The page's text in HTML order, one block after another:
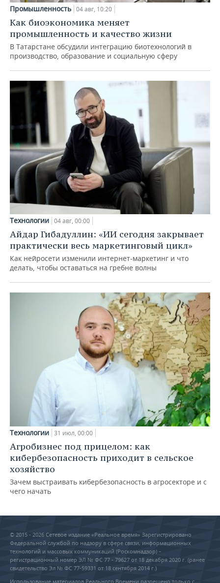
Промышленность 04 авг, 10:20
Как биоэкономика меняет
промышленность и качество жизни
В Татарстане обсудили интеграцию биотехнологий в
производство, образование и социальную сферу
Технологии 04 авг, 00:00
Айдар Гибадуллин: «ИИ сегодня закрывает
практически весь маркетинговый цикл»
Как нейросети изменили интернет-маркетинг и что
делать, чтобы оставаться на гребне волны
Технологии 31 июл, 00:00
Агробизнес под прицелом: как
кибербезопасность приходит в сельское
хозяйство
Зачем выстраивать кибербезопасность в агросекторе и с
чего начать
© 2015 - 2026 Сетевое издание «Реальное время» Зарегистрировано
Федеральной службой по надзору в сфере связи, информационных
технологий и массовых коммуникаций (Роскомнадзор) –
регистрационный номер ЭЛ № ФС 77 - 79627 от 18 декабря 2020 г. (ранее
свидетельство Эл № ФС 77-59331 от 18 сентября 2014 г.)
Использование материалов Реального Времени разрешено только с